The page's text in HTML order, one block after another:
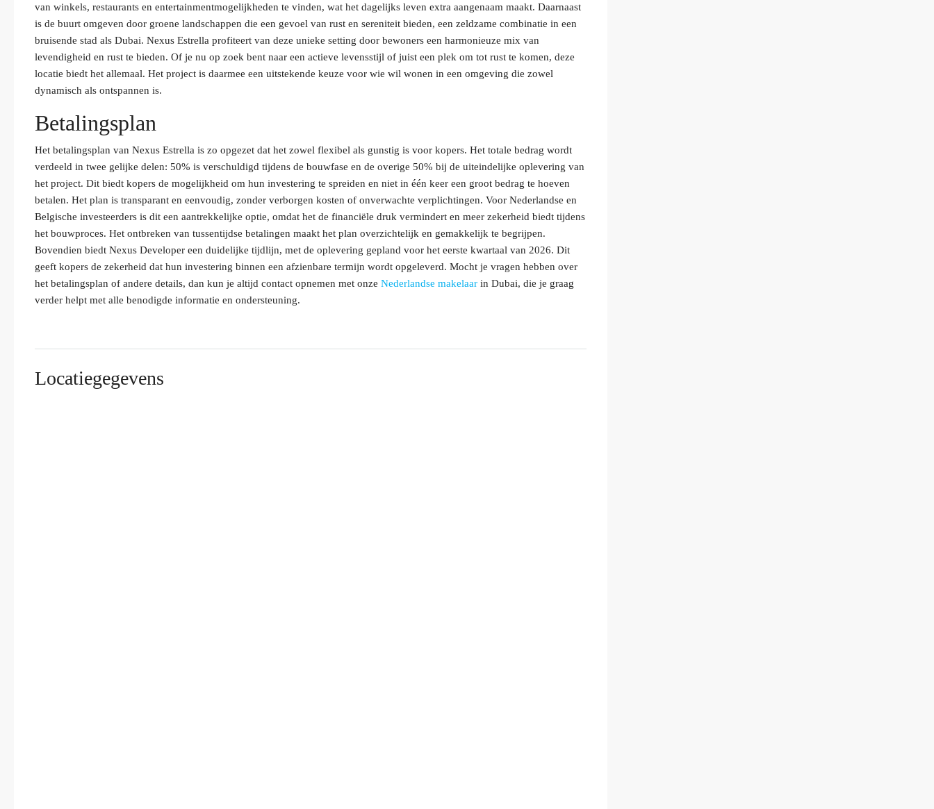
van winkels, restaurants en entertainmentmogelijkheden te vinden, wat het dagelijks leven extra aangenaam maakt. Daarnaast
is de buurt omgeven door groene landschappen die een gevoel van rust en sereniteit bieden, een zeldzame combinatie in een
bruisende stad als Dubai. Nexus Estrella profiteert van deze unieke setting door bewoners een harmonieuze mix van
levendigheid en rust te bieden. Of je nu op zoek bent naar een actieve levensstijl of juist een plek om tot rust te komen, deze
locatie biedt het allemaal. Het project is daarmee een uitstekende keuze voor wie wil wonen in een omgeving die zowel
dynamisch als ontspannen is.
Betalingsplan
Het betalingsplan van Nexus Estrella is zo opgezet dat het zowel flexibel als gunstig is voor kopers. Het totale bedrag wordt
verdeeld in twee gelijke delen: 50% is verschuldigd tijdens de bouwfase en de overige 50% bij de uiteindelijke oplevering van
het project. Dit biedt kopers de mogelijkheid om hun investering te spreiden en niet in één keer een groot bedrag te hoeven
betalen. Het plan is transparant en eenvoudig, zonder verborgen kosten of onverwachte verplichtingen. Voor Nederlandse en
Belgische investeerders is dit een aantrekkelijke optie, omdat het de financiële druk vermindert en meer zekerheid biedt tijdens
het bouwproces. Het ontbreken van tussentijdse betalingen maakt het plan overzichtelijk en gemakkelijk te begrijpen.
Bovendien biedt Nexus Developer een duidelijke tijdlijn, met de oplevering gepland voor het eerste kwartaal van 2026. Dit
geeft kopers de zekerheid dat hun investering binnen een afzienbare termijn wordt opgeleverd. Mocht je vragen hebben over
het betalingsplan of andere details, dan kun je altijd contact opnemen met onze Nederlandse makelaar in Dubai, die je graag
verder helpt met alle benodigde informatie en ondersteuning.
Locatiegegevens